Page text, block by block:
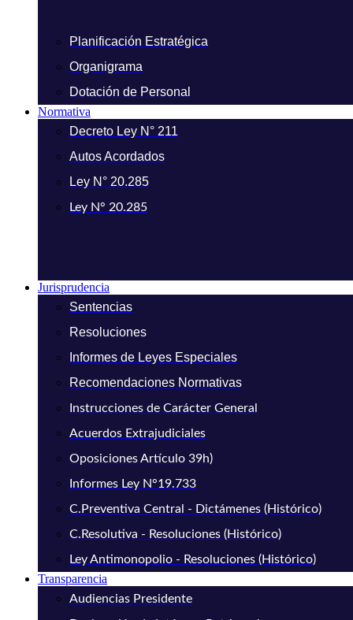
Planificación Estratégica
Organigrama
Dotación de Personal
Normativa
Decreto Ley N° 211
Autos Acordados
Ley N° 20.285
Ley N° 20.285
Jurisprudencia
Sentencias
Resoluciones
Informes de Leyes Especiales
Recomendaciones Normativas
Instrucciones de Carácter General
Acuerdos Extrajudiciales
Oposiciones Artículo 39h)
Informes Ley N°19.733
C.Preventiva Central - Dictámenes (Histórico)
C.Resolutiva - Resoluciones (Histórico)
Ley Antimonopolio - Resoluciones (Histórico)
Transparencia
Audiencias Presidente